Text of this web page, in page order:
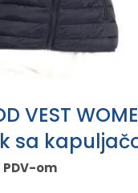
VEST
sa
PDV-om